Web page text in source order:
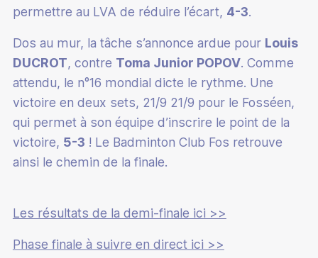
permettre au LVA de réduire l’écart, 4-3.
Dos au mur, la tâche s’annonce ardue pour Louis
DUCROT, contre Toma Junior POPOV. Comme
attendu, le n°16 mondial dicte le rythme. Une
victoire en deux sets, 21/9 21/9 pour le Fosséen,
qui permet à son équipe d’inscrire le point de la
victoire, 5-3 ! Le Badminton Club Fos retrouve
ainsi le chemin de la finale.
Les résultats de la demi-finale ici >>
Phase finale à suivre en direct ici >>